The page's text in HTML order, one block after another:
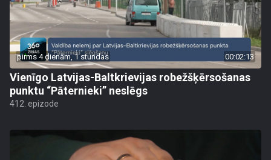
pirms 4 dienām, 1 stundas 00:02:13
Vienīgo Latvijas-Baltkrievijas robežšķērsošanas
punktu “Pāternieki” neslēgs
412. epizode